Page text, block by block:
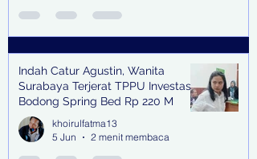
Indah Catur Agustin, Wanita
Surabaya Terjerat TPPU Investasi
Bodong Spring Bed Rp 220 M
khoirulfatma13
5 Jun
2 menit membaca